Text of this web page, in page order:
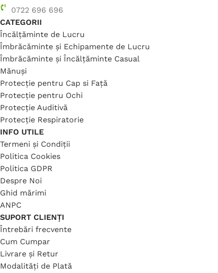
0722 696 696
CATEGORII
Încălțăminte de Lucru
Îmbrăcăminte și Echipamente de Lucru
Îmbrăcăminte și Încălțăminte Casual
Mănuși
Protecție pentru Cap si Față
Protecție pentru Ochi
Protecție Auditivă
Protecție Respiratorie
INFO UTILE
Termeni și Condiții
Politica Cookies
Politica GDPR
Despre Noi
Ghid mărimi
ANPC
SUPORT CLIENȚI
Întrebări frecvente
Cum Cumpar
Livrare și Retur
Modalități de Plată